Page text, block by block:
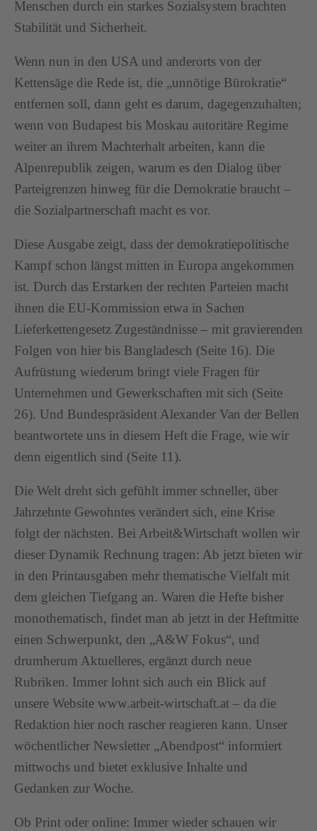
Menschen durch ein starkes Sozialsystem brachten
Stabilität und Sicherheit.
Wenn nun in den USA und anderorts von der
Kettensäge die Rede ist, die „unnötige Bürokratie“
entfernen soll, dann geht es darum, dagegenzuhalten;
wenn von Budapest bis Moskau autoritäre Regime
weiter an ihrem Machterhalt arbeiten, kann die
Alpenrepublik zeigen, warum es den Dialog über
Parteigrenzen hinweg für die Demokratie braucht –
die Sozialpartnerschaft macht es vor.
Diese Ausgabe zeigt, dass der demokratiepolitische
Kampf schon längst mitten in Europa angekommen
ist. Durch das Erstarken der rechten Parteien macht
ihnen die EU-Kommission etwa in Sachen
Lieferkettengesetz Zugeständnisse – mit gravierenden
Folgen von hier bis Bangladesch (Seite 16). Die
Aufrüstung wiederum bringt viele Fragen für
Unternehmen und Gewerkschaften mit sich (Seite
26). Und Bundespräsident Alexander Van der Bellen
beantwortete uns in diesem Heft die Frage, wie wir
denn eigentlich sind (Seite 11).
Die Welt dreht sich gefühlt immer schneller, über
Jahrzehnte Gewohntes verändert sich, eine Krise
folgt der nächsten. Bei Arbeit&Wirtschaft wollen wir
dieser Dynamik Rechnung tragen: Ab jetzt bieten wir
in den Printausgaben mehr thematische Vielfalt mit
dem gleichen Tiefgang an. Waren die Hefte bisher
monothematisch, findet man ab jetzt in der Heftmitte
einen Schwerpunkt, den „A&W Fokus“, und
drumherum Aktuelleres, ergänzt durch neue
Rubriken. Immer lohnt sich auch ein Blick auf
unsere Website www.arbeit-wirtschaft.at – da die
Redaktion hier noch rascher reagieren kann. Unser
wöchentlicher Newsletter „Abendpost“ informiert
mittwochs und bietet exklusive Inhalte und
Gedanken zur Woche.
Ob Print oder online: Immer wieder schauen wir